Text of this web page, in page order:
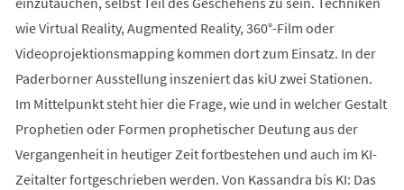
wie Virtual Reality, Augmented Reality, 360°-Film oder
Videoprojektionsmapping kommen dort zum Einsatz. In der
Paderborner Ausstellung inszeniert das kiU zwei Stationen.
Im Mittelpunkt steht hier die Frage, wie und in welcher Gestalt
Prophetien oder Formen prophetischer Deutung aus der
Vergangenheit in heutiger Zeit fortbestehen und auch im KI-
Zeitalter fortgeschrieben werden. Von Kassandra bis KI: Das